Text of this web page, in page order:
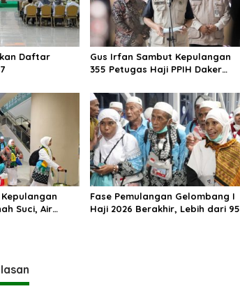
Daftar
Gus Irfan Sambut Kepulangan
355 Petugas Haji PPIH Daker
Suci, Air
Fase Pemulangan Gelombang I
Haji 2026 Berakhir, Lebih dari 95